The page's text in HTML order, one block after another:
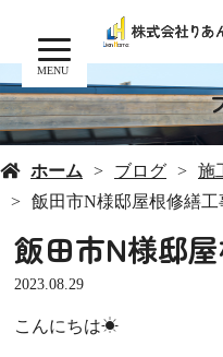
MENU
ホーム ブログ
施
飯田市N様邸屋根修繕工
飯田市N様邸
2023.08.29
こんにちは☀